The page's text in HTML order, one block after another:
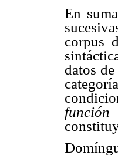
En
corpus
datos